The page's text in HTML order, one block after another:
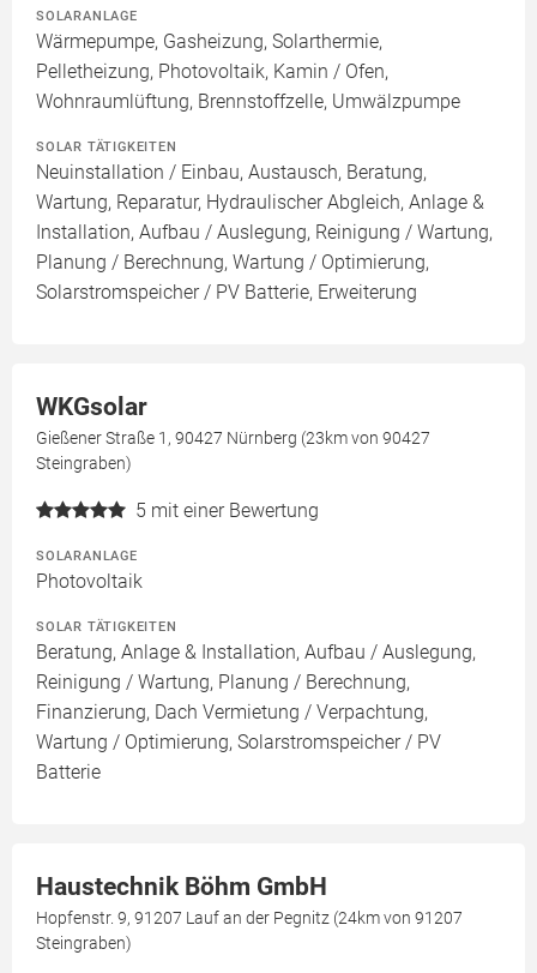
SOLARANLAGE
Wärmepumpe, Gasheizung, Solarthermie,
Pelletheizung, Photovoltaik, Kamin / Ofen,
Wohnraumlüftung, Brennstoffzelle, Umwälzpumpe
SOLAR TÄTIGKEITEN
Neuinstallation / Einbau, Austausch, Beratung,
Wartung, Reparatur, Hydraulischer Abgleich, Anlage &
Installation, Aufbau / Auslegung, Reinigung / Wartung,
Planung / Berechnung, Wartung / Optimierung,
Solarstromspeicher / PV Batterie, Erweiterung
WKGsolar
Gießener Straße 1, 90427 Nürnberg (23km von 90427
Steingraben)
5 mit einer Bewertung
SOLARANLAGE
Photovoltaik
SOLAR TÄTIGKEITEN
Beratung, Anlage & Installation, Aufbau / Auslegung,
Reinigung / Wartung, Planung / Berechnung,
Finanzierung, Dach Vermietung / Verpachtung,
Wartung / Optimierung, Solarstromspeicher / PV
Batterie
Haustechnik Böhm GmbH
Hopfenstr. 9, 91207 Lauf an der Pegnitz (24km von 91207
Steingraben)